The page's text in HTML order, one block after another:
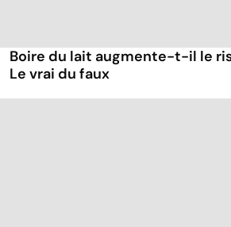
Boire du lait augmente-t-il le
Le vrai du faux